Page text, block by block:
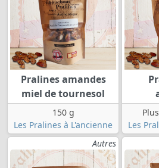
Pralines amandes
miel de tournesol
150 g
Les Pralines à L'ancienne
Les
Autres